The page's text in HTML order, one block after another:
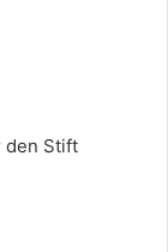
den Stift